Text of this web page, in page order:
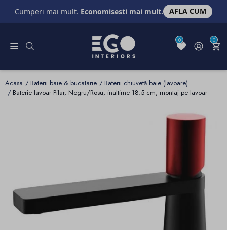
Cumperi mai mult. Economisesti mai mult. AFLA CUM
0 0
Acasa Baterii baie & bucatarie
Baterii chiuvetă baie (lavoare)
Baterie lavoar Pilar, Negru/Rosu, inaltime 18.5 cm, montaj pe lavoar